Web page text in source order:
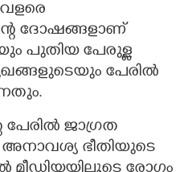
ദോഷങ്ങളാണ്
പുതിയ പേരുള്ള
പേരിൽ
പേരിൽ ജാഗ്രത
ഭീതിയുടെ